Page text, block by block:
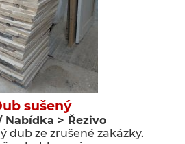
sušený
Nabídka > Řezivo
dub ze zrušené zakázky.